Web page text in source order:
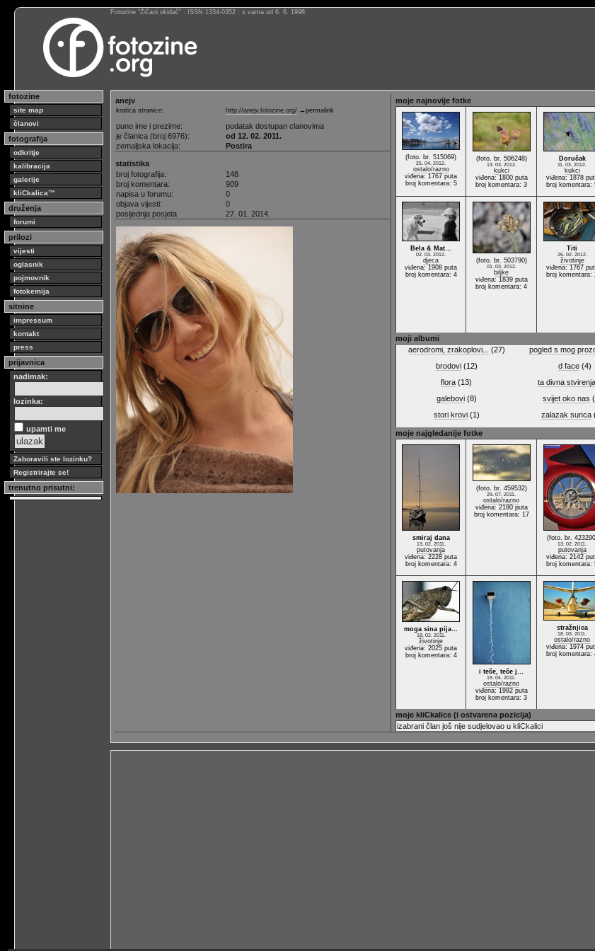
Fotozine “Žičani okidač” : ISSN 1334-0352 : s vama od 6. 6. 1998
fotozine
site map
članovi
fotografija
odkritje
kalibracija
galerije
kliCkalica™
druženja
forumi
prilozi
vijesti
oglasnik
pojmovnik
fotokemija
sitnine
impressum
kontakt
press
prijavnica
nadimak:
lozinka:
upamti me
Zaboravili ste lozinku?
Registrirajte se!
trenutno prisutni:
anejv
kratica stranice: http://anejv.fotozine.org/ ←permalink
puno ime i prezime:
podatak dostupan clanovima
je članica (broj 6976):
od 12. 02. 2011.
zemaljska lokacija:
Postira
statistika
broj fotografija:
148
broj komentara:
909
napisa u forumu:
0
objava vijesti:
0
posljednja posjeta
27. 01. 2014.
moje najnovije fotke
(foto. br. 515069)
25. 04. 2012.
ostalo/razno
viđena: 1767 puta
broj komentara: 5
(foto. br. 506248)
13. 03. 2012.
kukci
viđena: 1800 puta
broj komentara: 3
Doručak
11. 03. 2012.
kukci
viđena: 1878
broj komentara:
Bela & Mat…
02. 03. 2012.
djeca
viđena: 1908 puta
broj komentara: 4
(foto. br. 503790)
01. 03. 2012.
biljke
viđena: 1839 puta
broj komentara: 4
Titi
26. 02. 2012.
životinje
viđena: 1767
broj komentara:
moji albumi
aerodromi, zrakoplovi...
(27)
brodovi(12)
flora (13)
galebovi(8)
stori krovi(1)
pogled s mog
d face(4)
ta divna stvirenja
svijet oko nas
zalazak sunca
moje najgledanije fotke
smiraj dana
13. 02. 2011.
putovanja
viđena: 2228 puta
broj komentara: 4
(foto. br. 459532)
29. 07. 2011.
ostalo/razno
viđena: 2180 puta
broj komentara: 17
(foto. br.
13. 02. 2011.
putovanja
viđena: 2142
broj komentara:
moga sina pija…
18. 02. 2011.
životinje
viđena: 2025 puta
broj komentara: 4
i teče, teče j…
19. 04. 2011.
ostalo/razno
viđena: 1992 puta
broj komentara: 3
stražnjica
18. 03. 2011.
ostalo/razno
viđena: 1974
broj komentara:
moje kliCkalice (i ostvarena pozicija)
izabrani član još nije sudjelovao u kliCkalici